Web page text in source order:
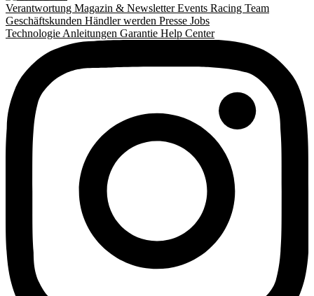
Verantwortung Magazin & NewsletterEvents Racing Team
Geschäftskunden Händler werden Presse Jobs
TechnologieAnleitungen Garantie Help Center